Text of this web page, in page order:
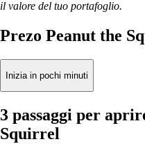
il valore del tuo portafoglio.
Prezo Peanut the
Inizia in pochi minuti
3 passaggi per
Squirrel